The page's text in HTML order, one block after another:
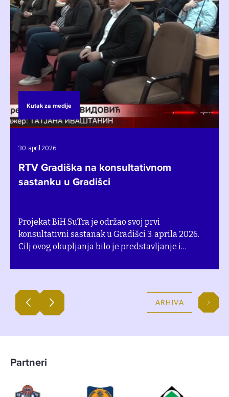
Kutak za medije
30. april 2026.
RTV Gradiška na konsultativnom
sastanku u Gradišci
Projekat BiH SuTra je održao svoj prvi
konsultativni sastanak u Gradišci 3. aprila 2026.
Cilj ovog okupljanja bilo je predstavljanje i
tranzicije ove zajednice. Događaj je propratila RTV
partnerima projekta BiH SuTra. Pogledajte snimak
TV priloga u nastavku (na domaćem jeziku).
ARHIVA
Partneri